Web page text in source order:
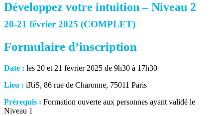
Développez votre intuition – Niveau 2
20-21 février 2025 (COMPLET)
Formulaire d’inscription
Date : les 20 et 21 février 2025 de 9h30 à 17h30
Lieu : iRiS, 86 rue de Charonne, 75011 Paris
Prérequis : Formation ouverte aux personnes ayant validé le
Niveau 1